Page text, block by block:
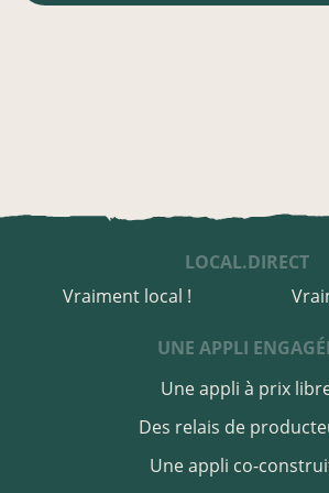
LOCAL.DIRECT
Vraiment local !
UNE APPLI
Une appli à prix
Des relais de
Une appli co-